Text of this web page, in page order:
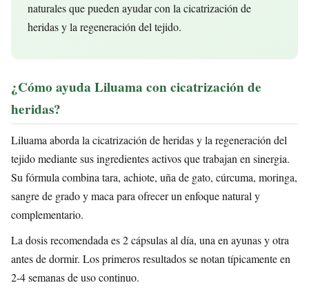
naturales que pueden ayudar con la cicatrización de
heridas y la regeneración del tejido.
¿Cómo ayuda Liluama con cicatrización de
heridas?
Liluama aborda la cicatrización de heridas y la regeneración del
tejido mediante sus ingredientes activos que trabajan en sinergia.
Su fórmula combina tara, achiote, uña de gato, cúrcuma, moringa,
sangre de grado y maca para ofrecer un enfoque natural y
complementario.
La dosis recomendada es 2 cápsulas al día, una en ayunas y otra
antes de dormir. Los primeros resultados se notan típicamente en
2-4 semanas de uso continuo.